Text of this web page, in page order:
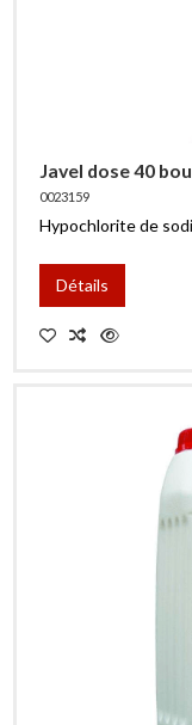
Javel dose 40
0023159
Hypochlorite de
Détails